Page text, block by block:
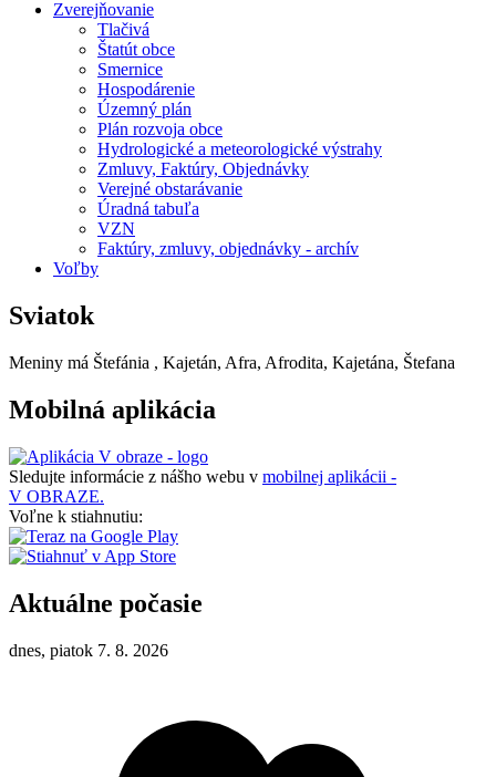
Zverejňovanie
Tlačivá
Štatút obce
Smernice
Hospodárenie
Územný plán
Plán rozvoja obce
Hydrologické a meteorologické výstrahy
Zmluvy, Faktúry, Objednávky
Verejné obstarávanie
Úradná tabuľa
VZN
Faktúry, zmluvy, objednávky - archív
Voľby
Sviatok
Meniny má Štefánia , Kajetán, Afra, Afrodita, Kajetána, Štefana
Mobilná aplikácia
Sledujte informácie z nášho webu v mobilnej aplikácii -
V OBRAZE.
Voľne k stiahnutiu:
Aktuálne počasie
dnes, piatok 7. 8. 2026